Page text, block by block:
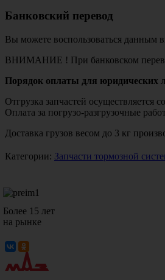
Банковский перевод
Вы можете воспользоваться данным
ВНИМАНИЕ ! При банковском
Порядок оплаты для юридических
Отгрузка запчастей
Оплата за погрузо-разгрузочные
Доставка грузов весом до 3 кг
Категории: Запчасти тормозной
Более 15 лет
на рынке